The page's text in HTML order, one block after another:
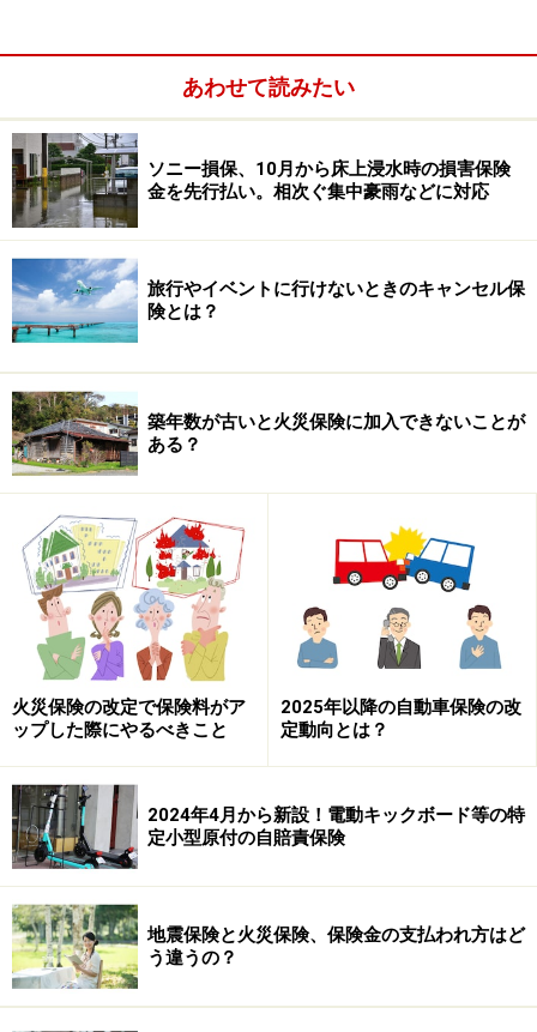
因となって発生するものが多いとされますが、地震で発
生することもあります。また切土や盛土、トンネル掘
削、ダム湛水などの人為的な誘因で発生することもある
ようです。
同じような災害に「土砂崩れ」、「がけ崩れ」や「山崩
れ」などがありますが、これは地質との関係はあまりな
く、降雨の影響が誘因となって発生する災害とされてい
ます。また、土砂崩れやがけ崩れ、山崩れなどとは異な
も特徴です。速度は1日数ミリから数センチ程度。その
ため事前避難ができ、人的被害は生じにくいのですが、
浜松市のケースのように継続して地すべりが起こること
もあり、さらにいったん滑り出すと長い間、そうした状
況が続いてしまうため、長期にわたり暮らしに影響が出
ることもある災害です。
次のページでは、 地すべりは火災保険の補償対象になる
のかを解説します。
い。
本記事の内容は一般的な情報提供を目的としており、特定の金融
商品や投資行動を推奨するものではありません。
投資や資産運用に関する最終的なご判断はご自身の責任において
行ってください。
が、その内容を保証するものではなく、これに基づく損失・損害
などについて当社は一切の責任を負いません。
最新の情報や詳細については、必ず各金融機関やサービス提供者
の公式情報をご確認ください。
あわせて読みたい
ソニー損保、10月から床上浸水時の損害保険
金を先行払い。相次ぐ集中豪雨などに対応
旅行やイベントに行けないときのキャンセル保
険とは？
築年数が古いと火災保険に加入できないことが
ある？
火災保険の改定で保険料がア
ップした際にやるべきこと
2025年以降の自動車保険の改
定動向とは？
2024年4月から新設！電動キックボード等の特
定小型原付の自賠責保険
地震保険と火災保険、保険金の支払われ方はど
う違うの？